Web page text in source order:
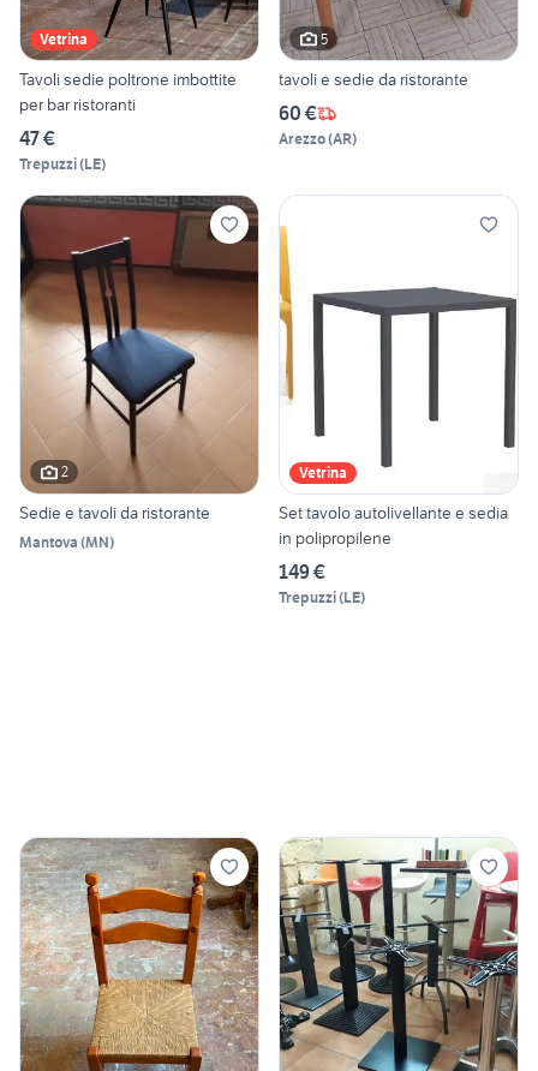
Vetrina
Tavoli sedie poltrone imbottite
per bar ristoranti
47 €
Trepuzzi(LE)
5
tavoli e sedie da ristorante
60 €
Arezzo(AR)
2
Sedie e tavoli da ristorante
Mantova (MN)
Vetrina
Set tavolo autolivellante e sedia
in polipropilene
149 €
Trepuzzi(LE)